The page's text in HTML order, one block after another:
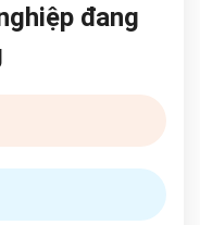
đang